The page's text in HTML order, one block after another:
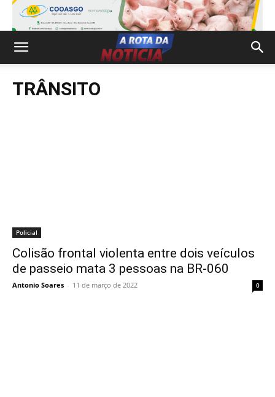
TRÂNSITO
Policial
Colisão frontal violenta entre dois veículos
de passeio mata 3 pessoas na BR-060
Antonio Soares - 11 de março de 2022 0